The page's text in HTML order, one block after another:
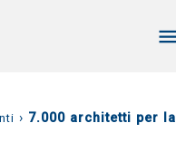
› 7.000 architetti per la